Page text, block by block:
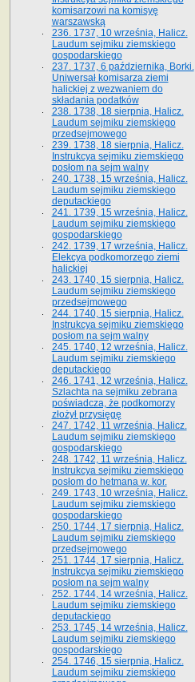
komisarzowi na komisyę
warszawską
236. 1737, 10 września, Halicz.
Laudum sejmiku ziemskiego
gospodarskiego
237. 1737, 6 października, Borki.
Uniwersał komisarza ziemi
halickiej z wezwaniem do
składania podatków
238. 1738, 18 sierpnia, Halicz.
Laudum sejmiku ziemskiego
przedsejmowego
239. 1738, 18 sierpnia, Halicz.
Instrukcya sejmiku ziemskiego
posłom na sejm walny
240. 1738, 15 września, Halicz.
Laudum sejmiku ziemskiego
deputackiego
241. 1739, 15 września, Halicz.
Laudum sejmiku ziemskiego
gospodarskiego
242. 1739, 17 września, Halicz.
Elekcya podkomorzego ziemi
halickiej
243. 1740, 15 sierpnia, Halicz.
Laudum sejmiku ziemskiego
przedsejmowego
244. 1740, 15 sierpnia, Halicz.
Instrukcya sejmiku ziemskiego
posłom na sejm walny
245. 1740, 12 września, Halicz.
Laudum sejmiku ziemskiego
deputackiego
246. 1741, 12 września, Halicz.
Szlachta na sejmiku zebrana
poświadcza, że podkomorzy
złożył przysięgę
247. 1742, 11 września, Halicz.
Laudum sejmiku ziemskiego
gospodarskiego
248. 1742, 11 września, Halicz.
Instrukcya sejmiku ziemskiego
posłom do hetmana w. kor.
249. 1743, 10 września, Halicz.
Laudum sejmiku ziemskiego
gospodarskiego
250. 1744, 17 sierpnia, Halicz.
Laudum sejmiku ziemskiego
przedsejmowego
251. 1744, 17 sierpnia, Halicz.
Instrukcya sejmiku ziemskiego
posłom na sejm walny
252. 1744, 14 września, Halicz.
Laudum sejmiku ziemskiego
deputackiego
253. 1745, 14 września, Halicz.
Laudum sejmiku ziemskiego
gospodarskiego
254. 1746, 15 sierpnia, Halicz.
Laudum sejmiku ziemskiego